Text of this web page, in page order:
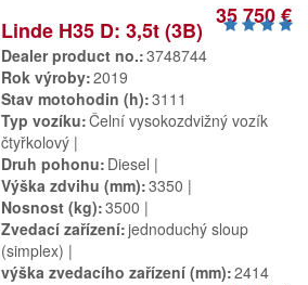
35 750 €
Linde H35 D: 3,5t (3B)
Dealer product no. 3748744
Rok výroby 2019
Stav motohodin (h) 3111
Typ vozíku Čelní vysokozdvižný vozík
čtyřkolový
Druh pohonu Diesel
Výška zdvihu (mm) 3350
Nosnost (kg) 3500
Zvedací zařízení jednoduchý sloup
(simplex)
výška zvedacího zařízení (mm) 2414